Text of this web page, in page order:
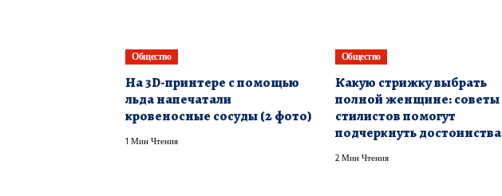
Общество
На 3D-принтере с помощью
льда напечатали
кровеносные сосуды (2 фото)
1 Мин Чтения
Общество
Какую стрижку выбрать
полной женщине: советы
стилистов помогут
подчеркнуть достоинства
2 Мин Чтения